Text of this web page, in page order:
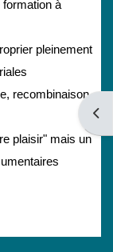
à
pleinement
recombinaison
plaisir" mais un